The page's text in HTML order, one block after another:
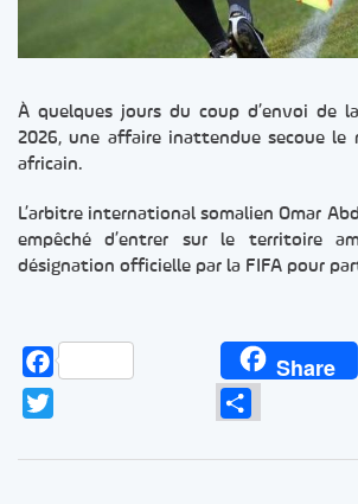
À quelques jours du coup d’envoi de
2026, une affaire inattendue secoue
africain.
L’arbitre international somalien Omar
empêché d’entrer sur le territoire
désignation officielle par la FIFA pour
Facebook Share